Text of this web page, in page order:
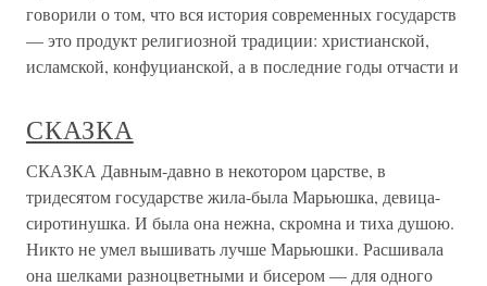
говорили о том, что вся история современных государств
— это продукт религиозной традиции: христианской,
исламской, конфуцианской, а в последние годы отчасти и
СКАЗКА
СКАЗКА Давным-давно в некотором царстве, в
тридесятом государстве жила-была Марьюшка, девица-
сиротинушка. И была она нежна, скромна и тиха душою.
Никто не умел вышивать лучше Марьюшки. Расшивала
она шелками разноцветными и бисером — для одного